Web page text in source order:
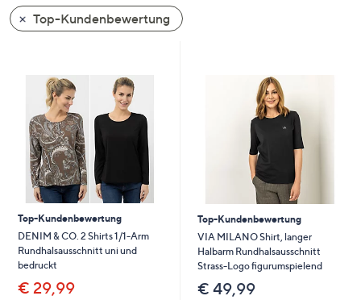
wischen
Sie
Geräten
links
bzw.
rechts,
diese
anzuzeigen.
Top-Kundenbewertung
Top-Kundenbewertung
DENIM & CO. 2 Shirts 1/1-Arm
Rundhalsausschnitt uni und
bedruckt
€ 29,99
Top-Kundenbewertung
VIA MILANO Shirt, langer
Halbarm Rundhalsausschnitt
Strass-Logo figurumspielend
€ 49,99